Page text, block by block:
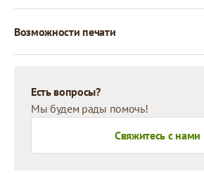
Возможности печати
Есть вопросы?
Мы будем рады помочь!
Свяжитесь с нами